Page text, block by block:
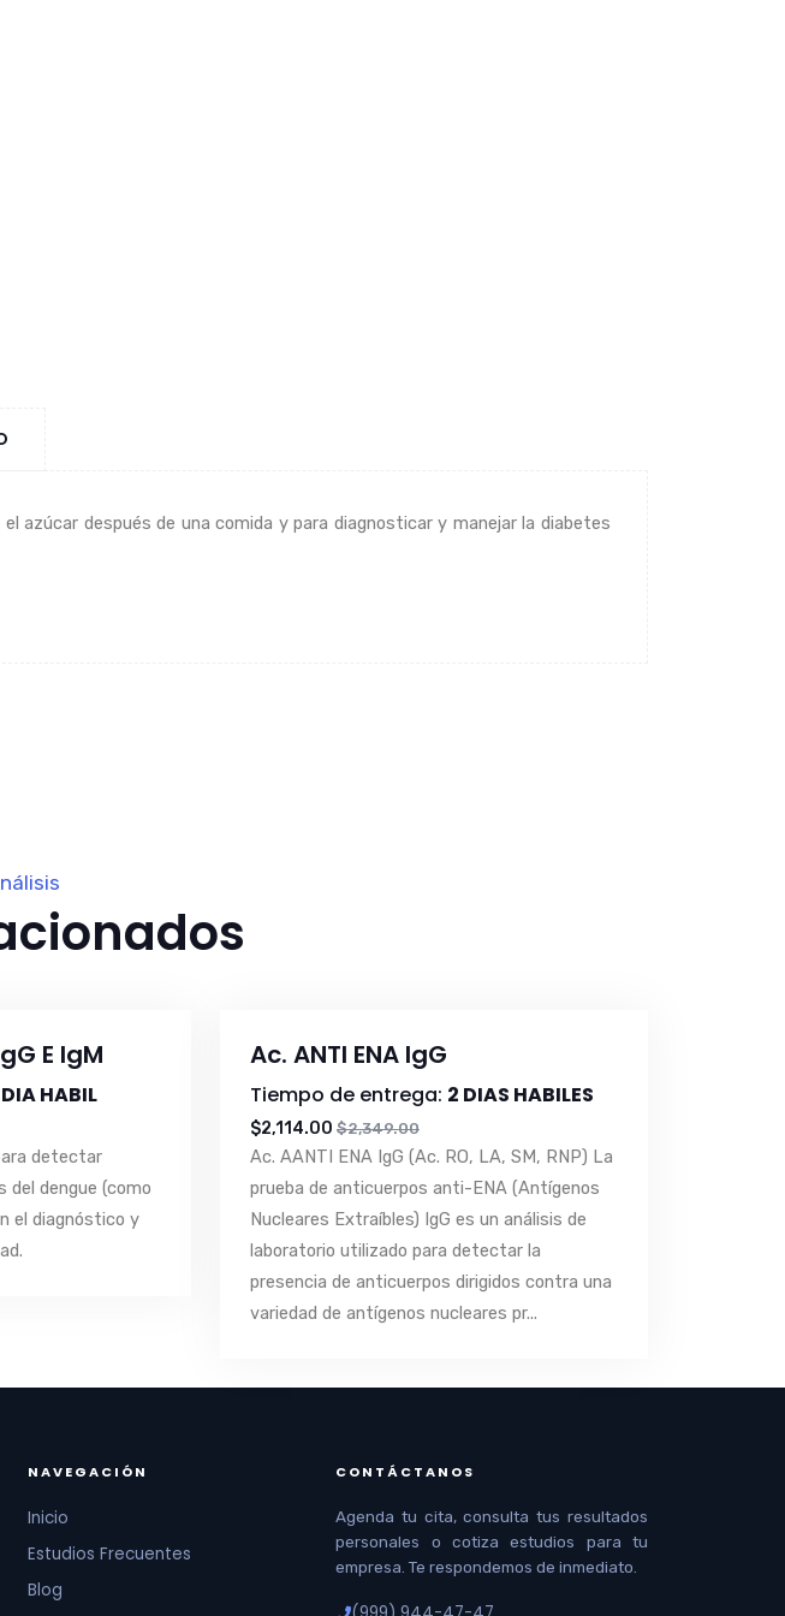
azúcar después de una comida y para diagnosticar y manejar la diabetes
E IgM
DIA HABIL
detectar
del dengue (como
el diagnóstico y
Ac. ANTI ENA IgG
Tiempo de entrega: 2 DIAS HABILES
$2,114.00 $2,349.00
Ac. AANTI ENA IgG (Ac. RO, LA, SM, RNP) La
prueba de anticuerpos anti-ENA (Antígenos
Nucleares Extraíbles) IgG es un análisis de
laboratorio utilizado para detectar la
presencia de anticuerpos dirigidos contra una
variedad de antígenos nucleares pr...
NAVEGACIÓN
Inicio
Estudios Frecuentes
Blog
CONTÁCTANOS
Agenda tu cita, consulta tus resultados
personales o cotiza estudios para tu
empresa. Te respondemos de inmediato.